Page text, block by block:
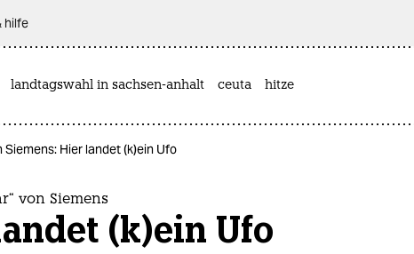
hilfe
landtagswahl in sachsen-anhalt ceuta hitze
Siemens: Hier landet (k)ein Ufo
von Siemens
(k)ein Ufo